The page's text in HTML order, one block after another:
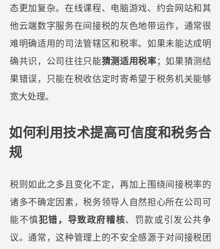
态更加复杂。在线课程、电脑游戏、约会网站和其
他云端数字服务在间接税的灰色地带运作，通常很
难明确适用的司法管辖区和税率。如果未能达成明
确共识，公司往往只能猜测适用税率；如果猜测结
果错误，只能在税收估定时寄希望于税务机关能够
宽大处理。
如何利用技术提高可信度和税务合
规
税则如此之多且变化不定，再加上围绕间接税率的
诸多不确定因素，税务领导人自然担心所在公司可
能不慎犯错，导致政府稽核、罚款或引发公共争
议。通常，这种管理上的不安全感源于对间接税团